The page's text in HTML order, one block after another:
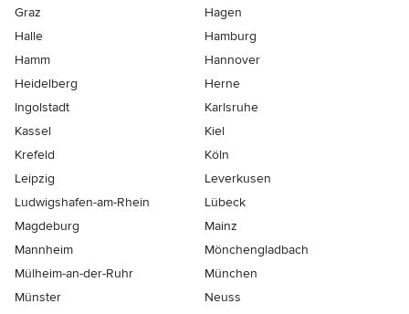
Graz
Hagen
Halle
Hamburg
Hamm
Hannover
Heidelberg
Herne
Ingolstadt
Karlsruhe
Kassel
Kiel
Krefeld
Köln
Leipzig
Leverkusen
Ludwigshafen-am-Rhein
Lübeck
Magdeburg
Mainz
Mannheim
Mönchen­gladbach
Mülheim-an-der-Ruhr
München
Münster
Neuss